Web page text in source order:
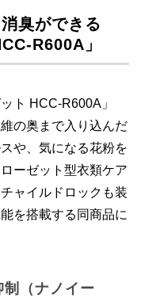
臭ができる
R600A」
ト HCC-R600A」
の奥まで入り込んだ
や、気になる花粉を
ーゼット型衣類ケア
ャイルドロックも装
を搭載する同商品に
（ナノイー